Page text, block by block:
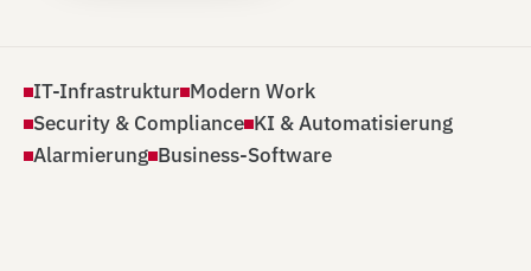
IT-Infrastruktur Modern Work
Security & Compliance KI & Automatisierung
Alarmierung Business-Software